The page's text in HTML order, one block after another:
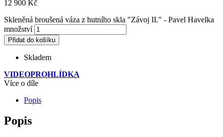
12 900 Kč
Skleněná broušená váza z hutního skla "Závoj II." - Pavel Havelka
množství
Přidat do košíku
Skladem
VIDEOPROHLÍDKA
Více o díle
Popis
Popis